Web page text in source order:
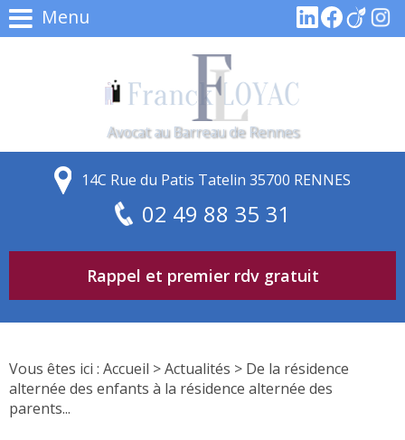
Menu
Avocat au Barreau de Rennes
14C Rue du Patis Tatelin 35700 RENNES
02 49 88 35 31
Rappel et premier rdv gratuit
Vous êtes ici : Accueil >Actualités > De la résidence
alternée des enfants à la résidence alternée des
parents...